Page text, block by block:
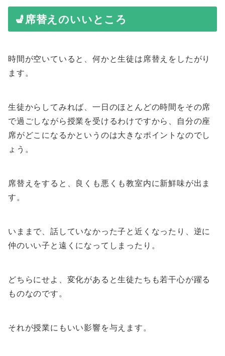
💺席替えのいいところ
時間が空いていると、何かと生徒は席替えをしたがり
ます。
生徒からしてみれば、一日のほとんどの時間をその席
で過ごしながら授業を受けるわけですから、自分の座
席がどこになるかというのは大きなポイントなのでし
ょう。
席替えをすると、良くも悪くも教室内に新鮮味が出ま
す。
いままで、話していなかった子と近くなったり、逆に
仲のいい子と遠くになってしまったり。
どちらにせよ、変化があると生徒たちも若干心が躍る
ものなのです。
それが授業にもいい影響を与えます。